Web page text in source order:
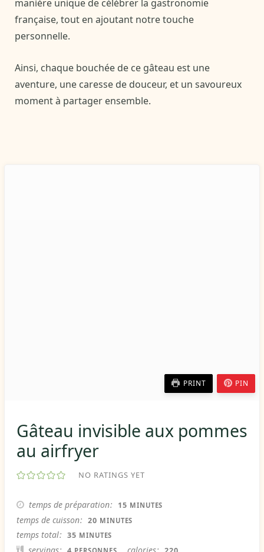
manière unique de célébrer la gastronomie
française, tout en ajoutant notre touche
personnelle.
Ainsi, chaque bouchée de ce gâteau est une
aventure, une caresse de douceur, et un savoureux
moment à partager ensemble.
PRINT PIN
Gâteau invisible aux pommes
au airfryer
NO RATINGS YET
temps de préparation 15 MINUTES
MINUTES
temps de cuisson 20 MINUTES
MINUTES
temps total 35 MINUTES
MINUTES